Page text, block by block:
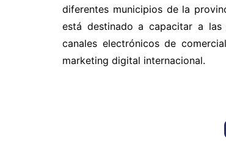
diferentes municipios de la
está destinado a capacitar a
canales electrónicos de
marketing digital internacional.